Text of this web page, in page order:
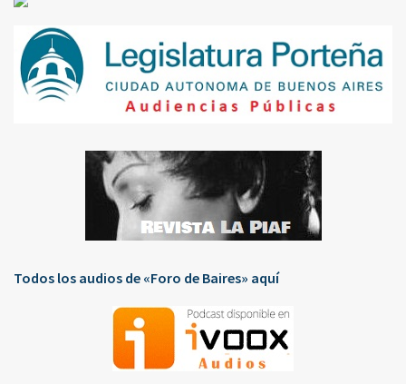
Todos los audios de «Foro de Baires» aquí